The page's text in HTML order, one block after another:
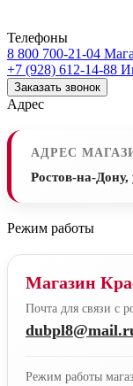
Телефоны
8 800 700-21-04
+7 (928) 612-14-88
Заказать звонок
Адрес
АДРЕС
Ростов-на-
Режим работы
Магазин
Почта для связи с
Режим работы